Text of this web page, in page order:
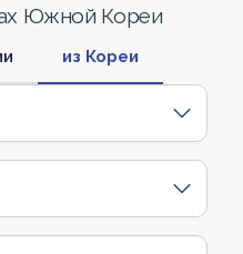
Южной Кореи
из Кореи